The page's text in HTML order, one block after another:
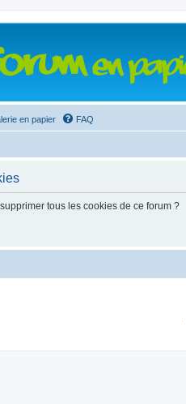
en papier FAQ
tous les cookies de ce forum ?